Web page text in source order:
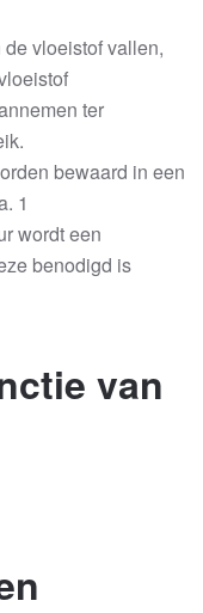
vloeistof vallen,
ter
bewaard in een
1
wordt een
benodigd is
van